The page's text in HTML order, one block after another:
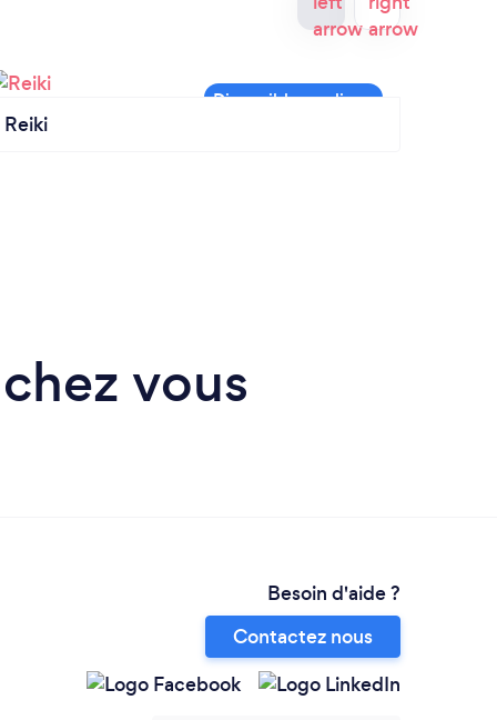
Reiki
vous
Besoin d'aide ?
Contactez nous